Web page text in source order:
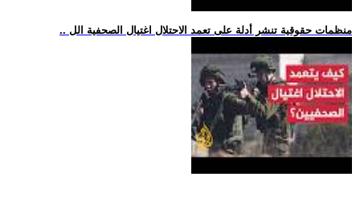
.. منظمات حقوقية تنشر أدلة على تعمد الاحتلال اغتيال الصحفية الل